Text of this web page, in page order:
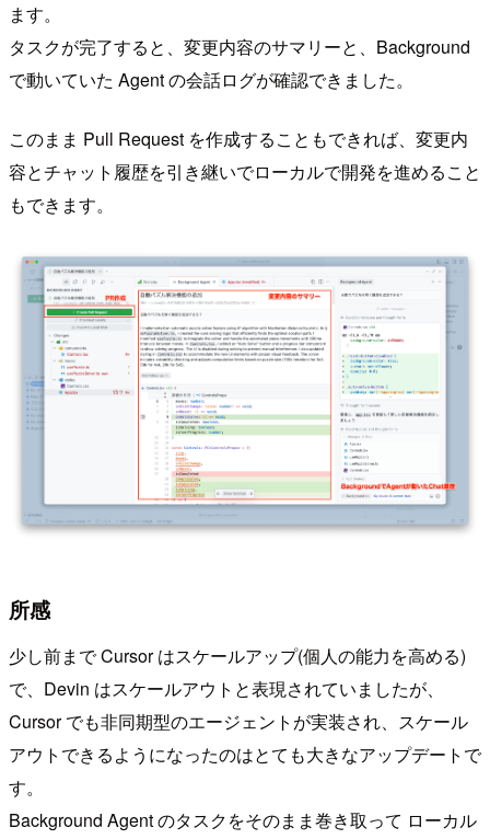
ます。
タスクが完了すると、変更内容のサマリーと、Background
で動いていた Agent の会話ログが確認できました。
このまま Pull Request を作成することもできれば、変更内
容とチャット履歴を引き継いでローカルで開発を進めること
もできます。
所感
少し前まで Cursor はスケールアップ(個人の能力を高める)
で、Devin はスケールアウトと表現されていましたが、
Cursor でも非同期型のエージェントが実装され、スケール
アウトできるようになったのはとても大きなアップデートで
す。
Background Agent のタスクをそのまま巻き取って ローカル